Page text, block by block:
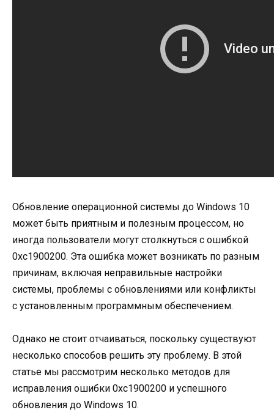
Обновление операционной системы до Windows 10
может быть приятным и полезным процессом, но
иногда пользователи могут столкнуться с ошибкой
0xc1900200. Эта ошибка может возникать по разным
причинам, включая неправильные настройки
системы, проблемы с обновлениями или конфликты
с установленным программным обеспечением.
Однако не стоит отчаиваться, поскольку существуют
несколько способов решить эту проблему. В этой
статье мы рассмотрим несколько методов для
исправления ошибки 0xc1900200 и успешного
обновления до Windows 10.